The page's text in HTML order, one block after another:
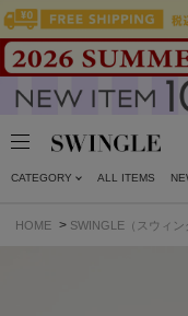
CATEGORY ALL ITEMS
HOME > SWINGLE（スウィン